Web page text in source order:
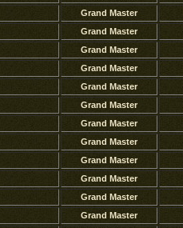
Grand Master
Grand Master
Grand Master
Grand Master
Grand Master
Grand Master
Grand Master
Grand Master
Grand Master
Grand Master
Grand Master
Grand Master